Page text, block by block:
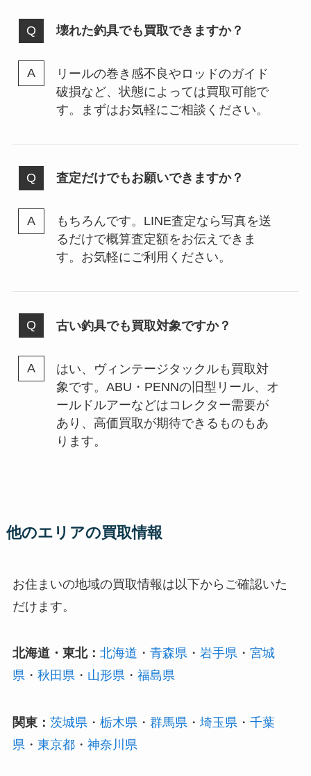
壊れた釣具でも買取できますか？
リールの巻き感不良やロッドのガイド
破損など、状態によっては買取可能で
す。まずはお気軽にご相談ください。
査定だけでもお願いできますか？
もちろんです。LINE査定なら写真を送
るだけで概算査定額をお伝えできま
す。お気軽にご利用ください。
古い釣具でも買取対象ですか？
はい、ヴィンテージタックルも買取対
象です。ABU・PENNの旧型リール、オ
ールドルアーなどはコレクター需要が
あり、高価買取が期待できるものもあ
ります。
他のエリアの買取情報
お住まいの地域の買取情報は以下からご確認いた
だけます。
北海道・東北： 北海道 ・ 青森県・ 岩手県・ 宮城
県・ 秋田県・ 山形県・ 福島県
関東： 茨城県・ 栃木県・ 群馬県・ 埼玉県・ 千葉
県・ 東京都・ 神奈川県